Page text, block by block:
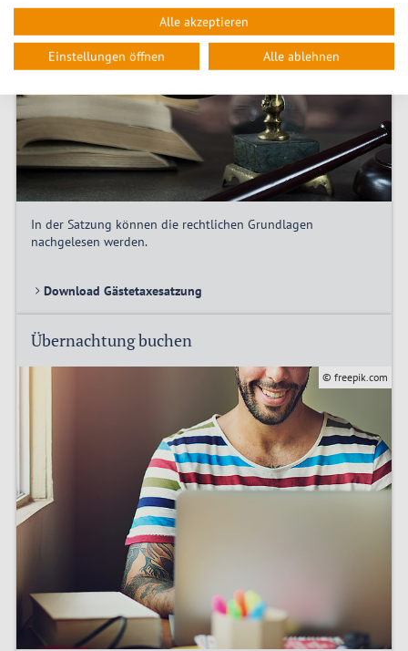
In der Satzung können die rechtlichen Grundlagen
nachgelesen werden.
Download Gästetaxesatzung
Übernachtung buchen
© freepik.com
Alle akzeptieren
Einstellungen öffnen Alle ablehnen